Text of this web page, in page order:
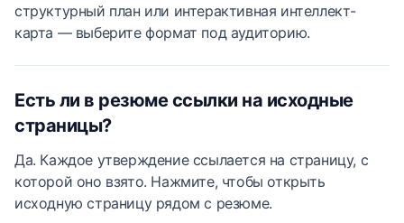
структурный план или интерактивная интеллект-
карта — выберите формат под аудиторию.
Есть ли в резюме ссылки на исходные
страницы?
Да. Каждое утверждение ссылается на страницу, с
которой оно взято. Нажмите, чтобы открыть
исходную страницу рядом с резюме.